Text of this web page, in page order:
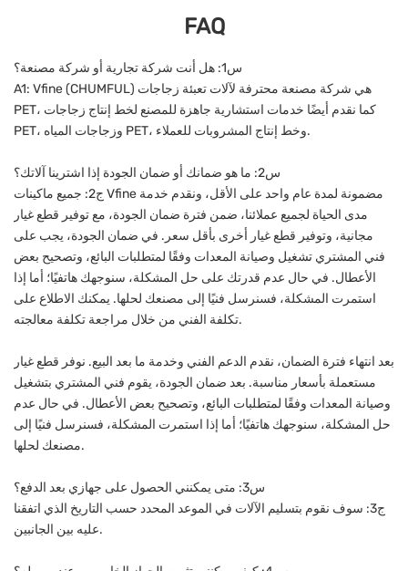
FAQ
س1: هل أنت شركة تجارية أو شركة مصنعة؟
A1: Vfine (CHUMFUL) هي شركة مصنعة محترفة لآلات تعبئة زجاجات
PET، كما نقدم أيضًا خدمات استشارية جاهزة للمصنع لخط إنتاج زجاجات
PET، وزجاجات المياه PET، وخط إنتاج المشروبات للعملاء.
س2: ما هو ضمانك أو ضمان الجودة إذا اشترينا آلاتك؟
ج2: جميع ماكينات Vfine مضمونة لمدة عام واحد على الأقل، ونقدم خدمة
مدى الحياة لجميع عملائنا، ضمن فترة ضمان الجودة، مع توفير قطع غيار
مجانية، وتوفير قطع غيار أخرى بأقل سعر. في ضمان الجودة، يجب على
فني المشتري تشغيل وصيانة المعدات وفقًا لمتطلبات البائع، وتصحيح بعض
الأعطال. في حال عدم قدرتك على حل المشكلة، سنوجهك هاتفيًا؛ أما إذا
استمرت المشكلة، فسنرسل فنيًا إلى مصنعك لحلها. يمكنك الاطلاع على
تكلفة الفني من خلال مراجعة تكلفة معالجته.
بعد انتهاء فترة الضمان، نقدم الدعم الفني وخدمة ما بعد البيع. نوفر قطع غيار
مستعملة بأسعار مناسبة. بعد ضمان الجودة، يقوم فني المشتري بتشغيل
وصيانة المعدات وفقًا لمتطلبات البائع، وتصحيح بعض الأعطال. في حال عدم
حل المشكلة، سنوجهك هاتفيًا؛ أما إذا استمرت المشكلة، فسنرسل فنيًا إلى
مصنعك لحلها.
س3: متى يمكنني الحصول على جهازي بعد الدفع؟
ج3: سوف نقوم بتسليم الآلات في الموعد المحدد حسب التاريخ الذي اتفقنا
عليه بين الجانبين.